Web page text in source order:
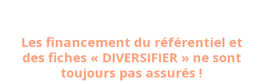
Les financement du référentiel et
des fiches « DIVERSIFIER » ne sont
toujours pas assurés !